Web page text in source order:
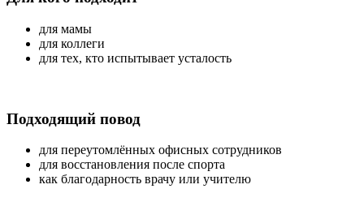
для мамы
для коллеги
для тех, кто испытывает усталость
Подходящий повод
для переутомлённых офисных сотрудников
для восстановления после спорта
как благодарность врачу или учителю